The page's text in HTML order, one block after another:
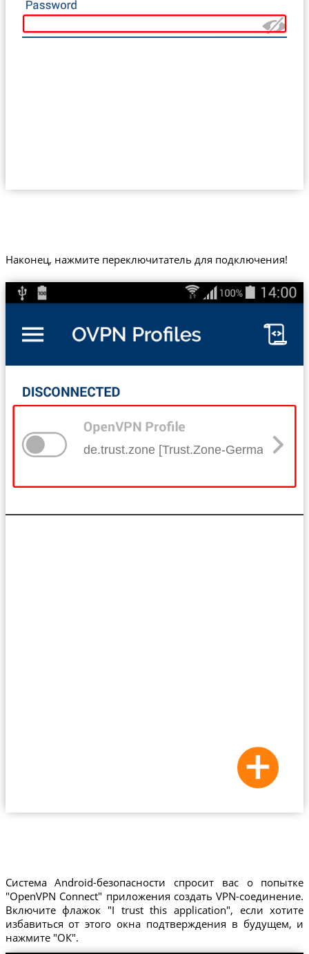
Наконец, нажмите переключитатель для подключения!
de.trust.zone [Trust.Zone-Germany]
Система Android-безопасности спросит вас о попытке
"OpenVPN Connect" приложения создать VPN-соединение.
Включите флажок "I trust this application", если хотите
избавиться от этого окна подтверждения в будущем, и
нажмите "ОК".